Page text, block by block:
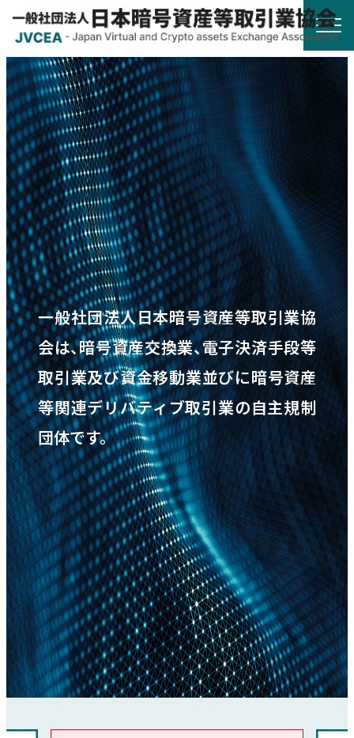
HOME
協会概要
規則・ガイドライン
統計調査
会員紹介
詐欺関連情報
新着情報
採用情報
お問い合わせ
JP 会員ログイン
一般社団法人日本暗号資産等取引業協
会は、暗号資産交換業、電子決済手段等
取引業及び資金移動業並びに暗号資産
等関連デリバティブ取引業の自主規制
団体です。